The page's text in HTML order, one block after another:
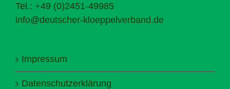
Tel.: +49 (0)2451-49985
info@deutscher-kloeppelverband.de
Impressum
Datenschutzerklärung